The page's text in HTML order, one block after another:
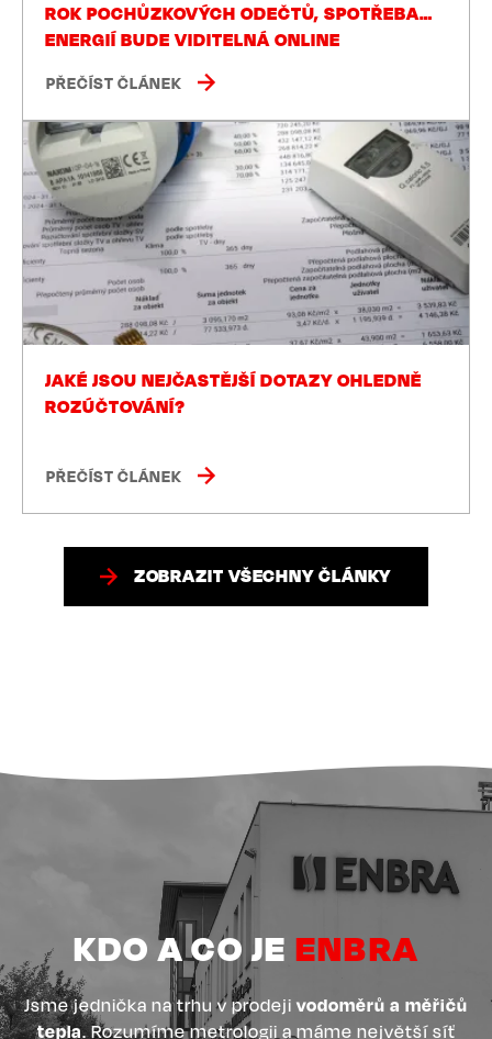
ROK POCHŮZKOVÝCH ODEČTŮ, SPOTŘEBA
ENERGIÍ BUDE VIDITELNÁ ONLINE
PŘEČÍST ČLÁNEK
JAKÉ JSOU NEJČASTĚJŠÍ DOTAZY OHLEDNĚ
ROZÚČTOVÁNÍ?
PŘEČÍST ČLÁNEK
ZOBRAZIT VŠECHNY ČLÁNKY
KDO A CO JE ENBRA
Jsme jednička na trhu v prodeji vodoměrů a měřičů
tepla. Rozumíme metrologii a máme největší síť